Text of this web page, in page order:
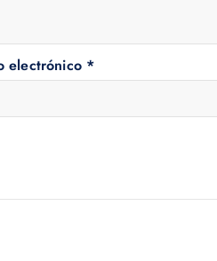
electrónico *